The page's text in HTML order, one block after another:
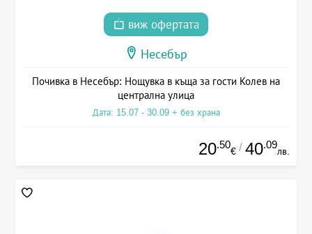
виж офертата
Несебър
Почивка в Несебър: Нощувка в къща за гости Колев на
централна улица
Дата: 15.07 - 30.09 + без храна
20.50
€ / 40.09
лв.